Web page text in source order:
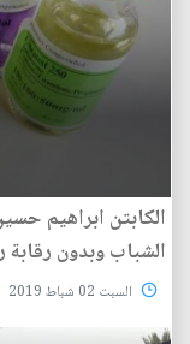
الكابتن ابراهيم
الشباب وبدون
السبت 02 شباط 2019